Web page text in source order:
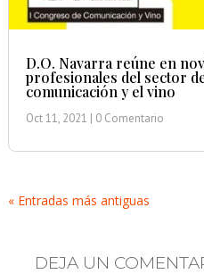
D.O. Navarra reúne en
profesionales del sector
comunicación y el vino
Oct 11, 2021 | 0 Comentario
« Entradas más antiguas
DEJA UN